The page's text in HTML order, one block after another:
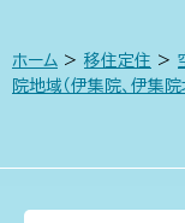
ホーム > 移住定住 >
院地域（伊集院、伊集院